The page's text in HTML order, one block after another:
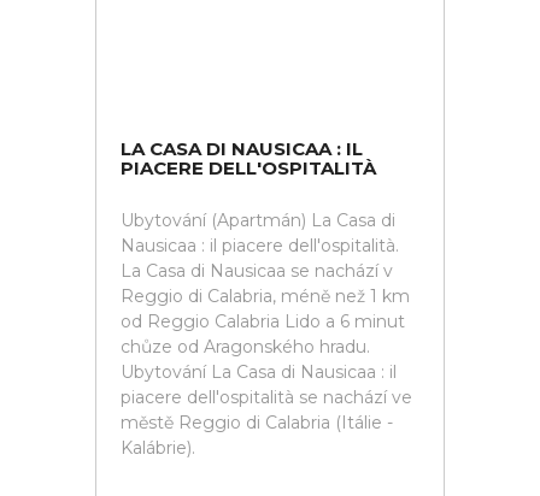
LA CASA DI NAUSICAA : IL
PIACERE DELL'OSPITALITÀ
Ubytování (Apartmán) La Casa di
Nausicaa : il piacere dell'ospitalità.
La Casa di Nausicaa se nachází v
Reggio di Calabria, méně než 1 km
od Reggio Calabria Lido a 6 minut
chůze od Aragonského hradu.
Ubytování La Casa di Nausicaa : il
piacere dell'ospitalità se nachází ve
městě Reggio di Calabria (Itálie -
Kalábrie).